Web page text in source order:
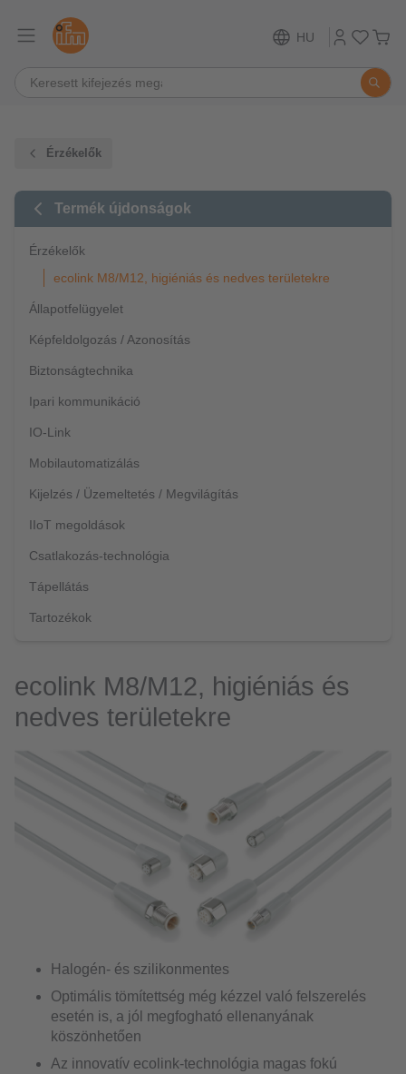
HU
Érzékelők
Termék újdonságok
Érzékelők
ecolink M8/M12, higiéniás és nedves területekre
Állapotfelügyelet
Képfeldolgozás / Azonosítás
Biztonságtechnika
Ipari kommunikáció
IO-Link
Mobilautomatizálás
Kijelzés / Üzemeltetés / Megvilágítás
IIoT megoldások
Csatlakozás-technológia
Tápellátás
Tartozékok
ecolink M8/M12, higiéniás és
nedves területekre
Halogén- és szilikonmentes
Optimális tömítettség még kézzel való felszerelés
esetén is, a jól megfogható ellenanyának
köszönhetően
Az innovatív ecolink-technológia magas fokú